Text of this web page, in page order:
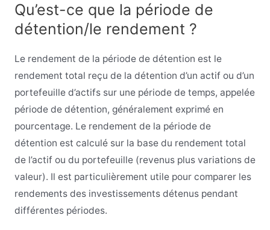
Qu’est-ce que la période de
détention/le rendement ?
Le rendement de la période de détention est le
rendement total reçu de la détention d’un actif ou d’un
portefeuille d’actifs sur une période de temps, appelée
période de détention, généralement exprimé en
pourcentage. Le rendement de la période de
détention est calculé sur la base du rendement total
de l’actif ou du portefeuille (revenus plus variations de
valeur). Il est particulièrement utile pour comparer les
rendements des investissements détenus pendant
différentes périodes.